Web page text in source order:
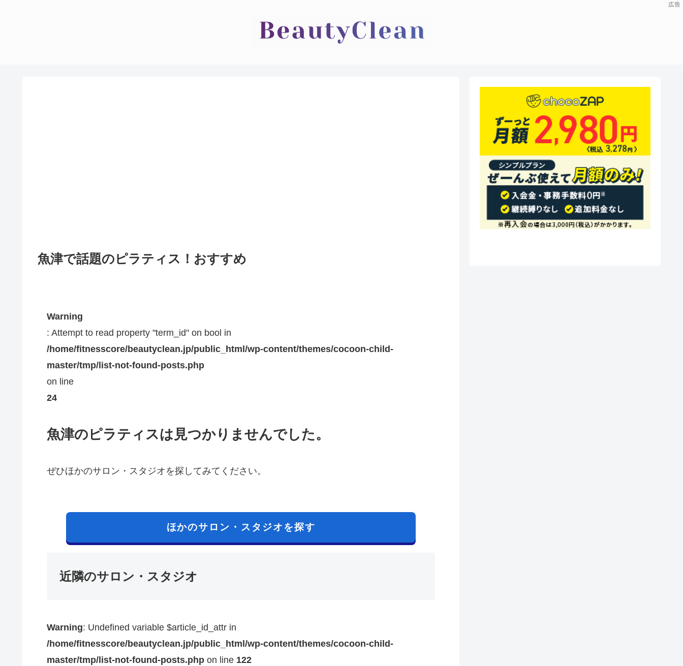
魚津で話題のピラティス！おすすめ
Warning
: Attempt to read property "term_id" on bool in
/home/fitnesscore/beautyclean.jp/public_html/wp-content/themes/cocoon-child-
master/tmp/list-not-found-posts.php
on line
24
魚津のピラティスは見つかりませんでした。
ぜひほかのサロン・スタジオを探してみてください。
ほかのサロン・スタジオを探す
近隣のサロン・スタジオ
Warning: Undefined variable $article_id_attr in
/home/fitnesscore/beautyclean.jp/public_html/wp-content/themes/cocoon-child-
master/tmp/list-not-found-posts.php on line 122